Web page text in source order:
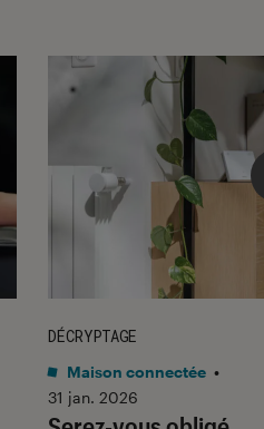
DÉCRYPTAGE
Maison connectée •
31 jan. 2026